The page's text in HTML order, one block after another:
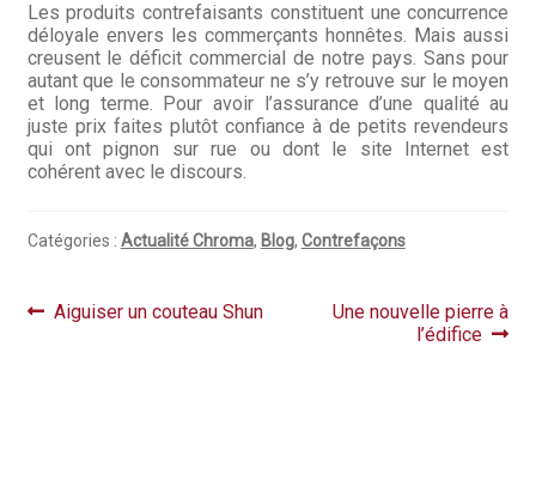
Thank you for booking
Tous les articles
Trouver mon couteau
Les produits contrefaisants constituent une concurrence
déloyale envers les commerçants honnêtes. Mais aussi
creusent le déficit commercial de notre pays. Sans pour
autant que le consommateur ne s’y retrouve sur le moyen
et long terme. Pour avoir l’assurance d’une qualité au
juste prix faites plutôt confiance à de petits revendeurs
qui ont pignon sur rue ou dont le site Internet est
cohérent avec le discours.
Catégories : Actualité Chroma, Blog, Contrefaçons
Navigation
Article
Aiguiser un couteau Shun
Article
Une nouvelle pierre à
l’édifice